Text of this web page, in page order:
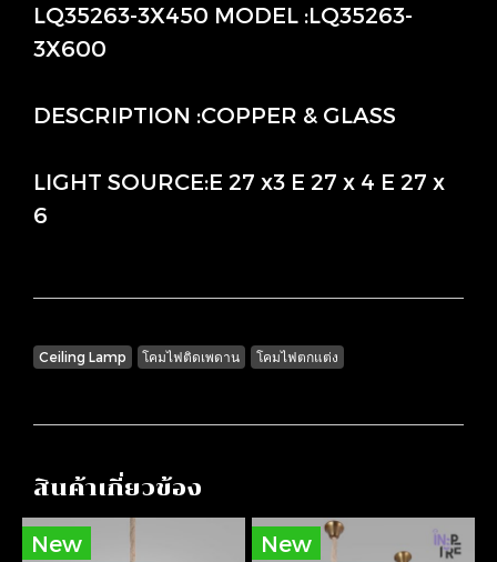
LQ35263-3X450 MODEL :LQ35263-
3X600
DESCRIPTION :COPPER & GLASS
LIGHT SOURCE:E 27 x3 E 27 x 4 E 27 x
6
Ceiling Lamp โคมไฟติดเพดาน โคมไฟตกแต่ง
สินค้าเกี่ยวข้อง
New
New